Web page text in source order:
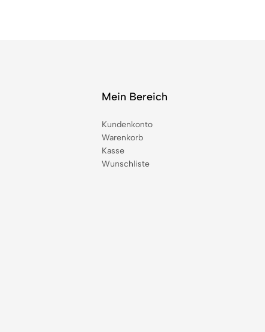
Mein Bereich
Kundenkonto
Warenkorb
Kasse
Wunschliste